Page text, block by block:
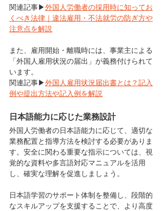
関連記事▶外国人労働者の採用時に知ってお
くべき法律｜違法雇用・不法就労の防ぎ方や
注意点を解説
また、雇用開始・離職時には、事業主による
「外国人雇用状況の届出」が義務付けられて
います。
関連記事▶外国人雇用状況届出書とは？記入
例や提出方法や記入例を解説
日本語能力に応じた業務設計
外国人労働者の日本語能力に応じて、適切な
業務配置と指導方法を検討する必要がありま
す。安全に関わる重要な指示については、視
覚的な資料や多言語対応マニュアルを活用
し、確実な理解を促進しましょう。
日本語学習のサポート体制を整備し、段階的
なスキルアップを支援することで、より高度